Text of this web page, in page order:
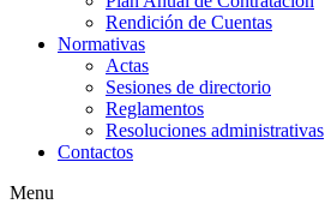
Rendición de Cuentas
Normativas
Actas
Sesiones de directorio
Reglamentos
Resoluciones administrativas
Contactos
Menu